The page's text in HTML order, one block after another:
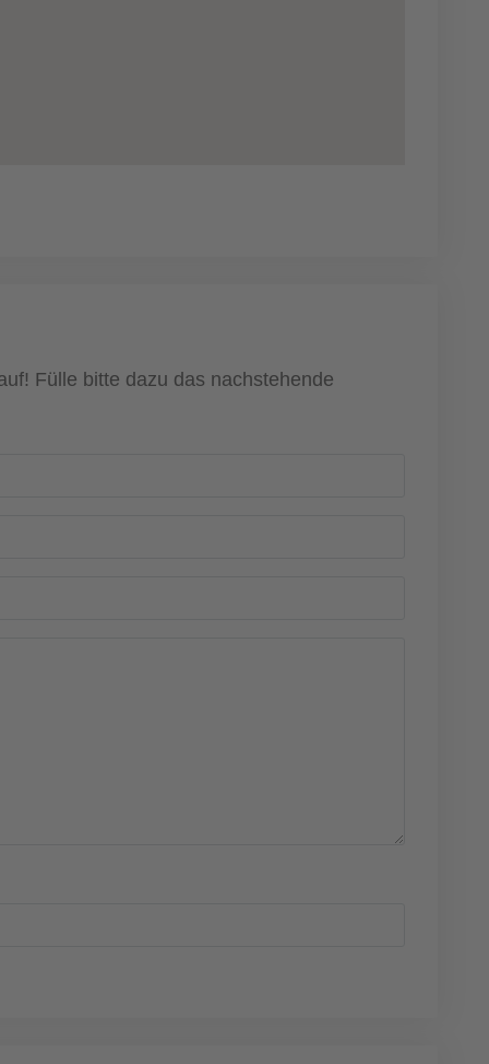
Fülle bitte dazu das nachstehende